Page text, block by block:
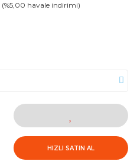
(%5,00 havale indirimi)
HIZLI SATIN AL